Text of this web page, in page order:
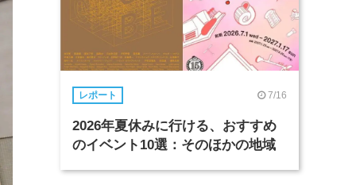
レポート 7/16
2026年夏休みに行ける、おすすめ
のイベント10選：そのほかの地域